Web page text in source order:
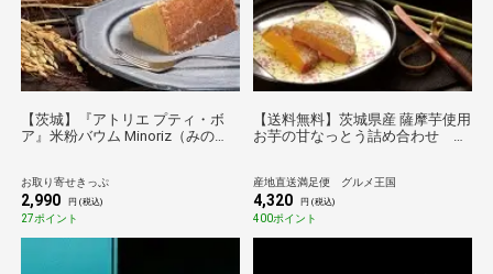
【茨城】『アトリエ プティ・ボ
ア』米粉バウム Minoriz（みの
お取り寄せきっぷ
2,990 円 (税込)
27ポイント
【送料無料】茨城県産 薩摩芋使用
お芋の甘なっとう詰め合わせ あ
モ さつまいも スイーツ
産地直送満足便 グルメ王国
4,320 円 (税込)
400ポイント